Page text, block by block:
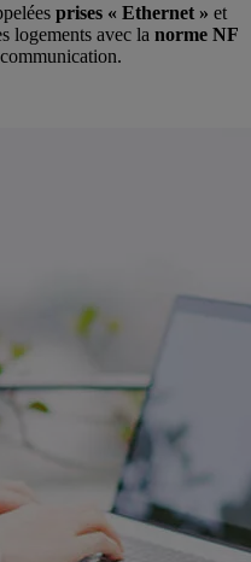
prises « Ethernet » et
logements avec la norme NF